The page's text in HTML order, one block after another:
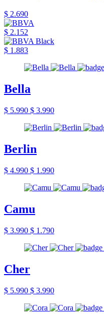
$ 2.690
$ 2.152
$ 1.883
Bella
$ 5.990 $ 3.990
Berlin
$ 4.990 $ 1.990
Camu
$ 3.990 $ 1.790
Cher
$ 5.990 $ 3.990